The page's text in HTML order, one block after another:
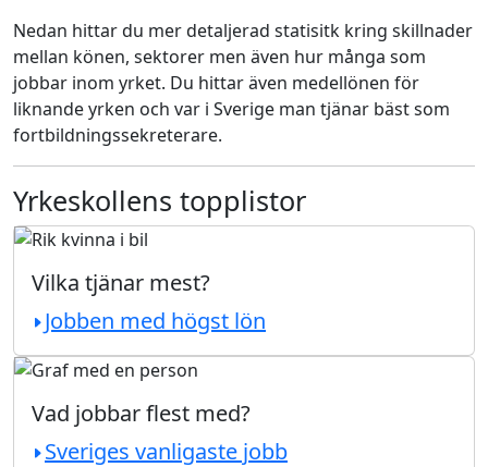
Nedan hittar du mer detaljerad statisitk kring skillnader
mellan könen, sektorer men även hur många som
jobbar inom yrket. Du hittar även medellönen för
liknande yrken och var i Sverige man tjänar bäst som
fortbildningssekreterare.
Yrkeskollens topplistor
Vilka tjänar mest?
Jobben med högst lön
Vad jobbar flest med?
Sveriges vanligaste jobb